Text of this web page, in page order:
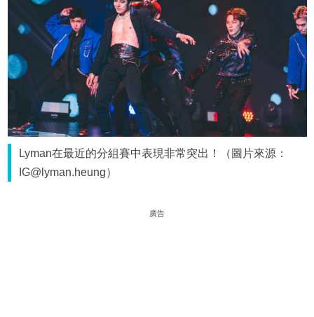
Lyman在最近的分組賽中表現非常突出！（圖片來源：
IG@lyman.heung）
廣告